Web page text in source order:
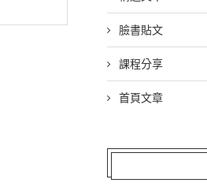
臉書貼文
課程分享
首頁文章